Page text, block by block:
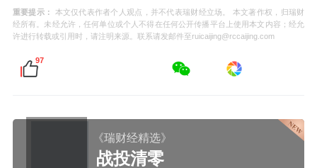
重要提示：
本文仅代表作者个人观点，并不代表瑞财经立场。 本文著作权，归瑞财
经所有。未经允许，任何单位或个人不得在任何公开传播平台上使用本文内容；经允
许进行转载或引用时，请注明来源。联系请发邮件至ruicaijing@rccaijing.com
97
《瑞财经精选》
战投清零